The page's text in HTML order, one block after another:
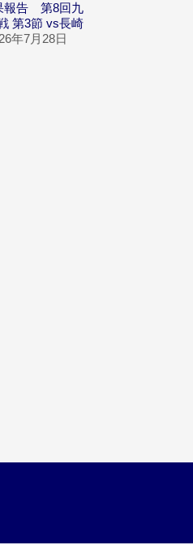
報告 第8回九
第3節 vs長崎
年7月28日